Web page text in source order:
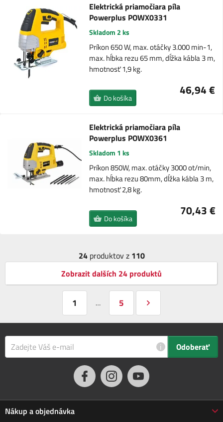
Elektrická priamočiara píla
Powerplus POWX0331
Skladom 2 ks
Príkon 650 W, max. otáčky 3.000 min-1,
max. hĺbka rezu 65 mm, dĺžka kábla 3 m,
hmotnosť 1,9 kg.
46,94 €
Do košíka
Elektrická priamočiara píla
Powerplus POWX0361
Skladom 1 ks
Príkon 850W, max. otáčky 3000 ot/min,
max. hĺbka rezu 80mm, dĺžka kábla 3 m,
hmotnosť 2,8 kg.
70,43 €
Do košíka
24produktov z 110
Zobrazit dalších 24 produktů
1 … 5
i Odoberať
Nákup a objednávka